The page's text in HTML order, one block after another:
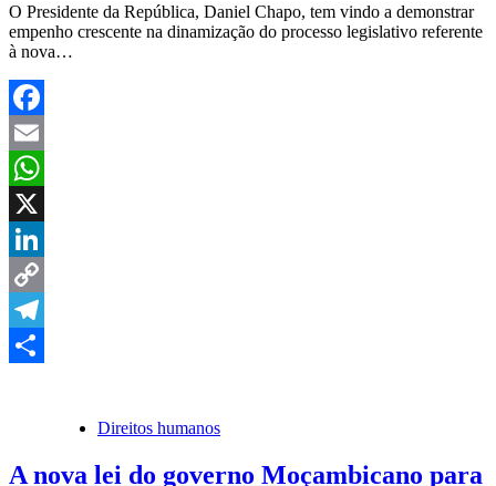
O Presidente da República, Daniel Chapo, tem vindo a demonstrar
empenho crescente na dinamização do processo legislativo referente
à nova…
Facebook
Email
WhatsApp
X
LinkedIn
Copy
Link
Telegram
Direitos humanos
A nova lei do governo Moçambicano para